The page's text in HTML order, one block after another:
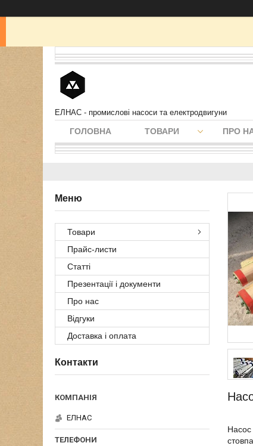
ЕЛНАС - промислові насоси та електродвигуни
ГОЛОВНА ТОВАРИ ПРО
Насос
Товари
Прайс-листи
Статті
Презентації і документи
Про нас
Відгуки
Доставка і оплата
Контакти
ЕЛНАС